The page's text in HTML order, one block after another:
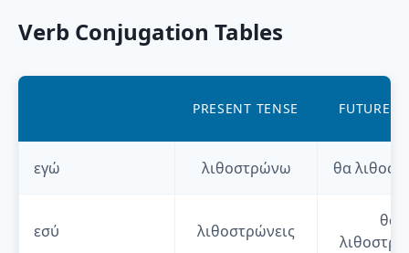
Verb Conjugation Tables
PRESENT TENSE FUTURE
εγώ λιθοστρώνω θα
εσύ λιθοστρώνεις
θα